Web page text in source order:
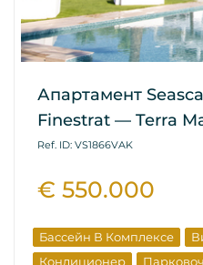
Апартамент
Finestrat — Terra
Ref. ID: VS1866VAK
€ 550.000
Бассейн В Комплексе
Кондиционер